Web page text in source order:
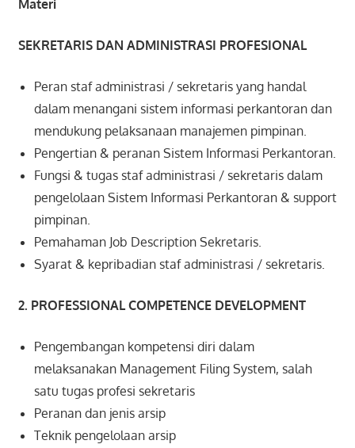
Materi
SEKRETARIS DAN ADMINISTRASI PROFESIONAL
Peran staf administrasi / sekretaris yang handal
dalam menangani sistem informasi perkantoran dan
mendukung pelaksanaan manajemen pimpinan.
Pengertian & peranan Sistem Informasi Perkantoran.
Fungsi & tugas staf administrasi / sekretaris dalam
pengelolaan Sistem Informasi Perkantoran & support
pimpinan.
Pemahaman Job Description Sekretaris.
Syarat & kepribadian staf administrasi / sekretaris.
2. PROFESSIONAL COMPETENCE DEVELOPMENT
Pengembangan kompetensi diri dalam
melaksanakan Management Filing System, salah
satu tugas profesi sekretaris
Peranan dan jenis arsip
Teknik pengelolaan arsip